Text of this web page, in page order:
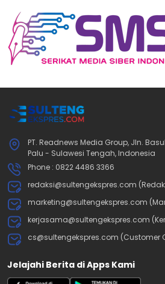
PT. Readnews Media Group, Jln.
Palu - Sulawesi Tengah, Indonesia
Phone : 0822 4486 3366
redaksi@sultengekspres.com
marketing@sultengekspres.com
kerjasama@sultengekspres.com
cs@sultengekspres.com (Customer
Jelajahi Berita di Apps Kami